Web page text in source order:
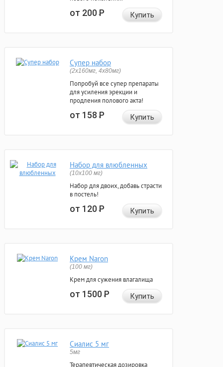
от 200Р Купить
Супер набор
(2х160мг, 4х80мг)
Попробуй все супер препараты
для усиления эрекции и
продления полового акта!
от 158Р Купить
Набор для влюбленных
(10х100 мг)
Набор для двоих, добавь страсти
в постель!
от 120Р Купить
Крем Naron
(100 мг)
Крем для сужения влагалища
от 1500Р Купить
Сиалис 5 мг
5мг
Терапевтическая дозировка